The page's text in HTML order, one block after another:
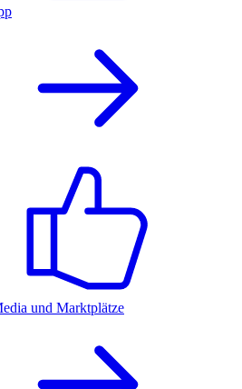
und Marktplätze